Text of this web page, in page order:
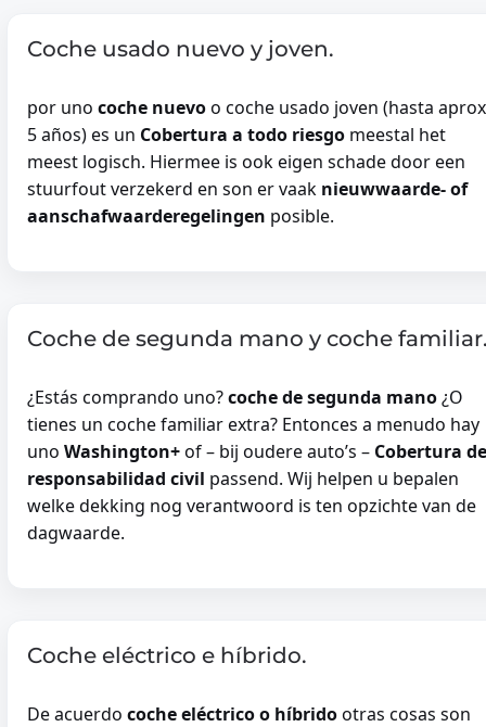
Coche usado nuevo y joven.
por uno coche nuevoo coche usado joven (hasta
5 años) es un Cobertura a todo riesgo meestal het
meest logisch. Hiermee is ook eigen schade door een
stuurfout verzekerd en son er vaak nieuwwaarde- of
aanschafwaarderegelingen posible.
Coche de segunda mano y coche
¿Estás comprando uno?coche de segunda mano¿O
tienes un coche familiar extra? Entonces a menudo hay
uno Washington+of – bij oudere auto’s – Cobertura de
responsabilidad civil passend. Wij helpen u bepalen
welke dekking nog verantwoord is ten opzichte van de
dagwaarde.
Coche eléctrico e híbrido.
De acuerdo coche eléctrico o híbridootras cosas son